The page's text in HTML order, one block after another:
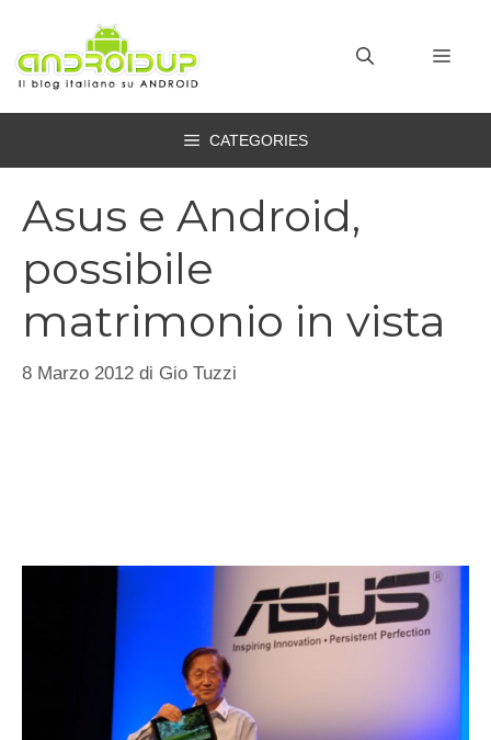
contenuto
CATEGORIES
Asus e Android,
possibile
matrimonio in vista
8 Marzo 2012 di Gio Tuzzi